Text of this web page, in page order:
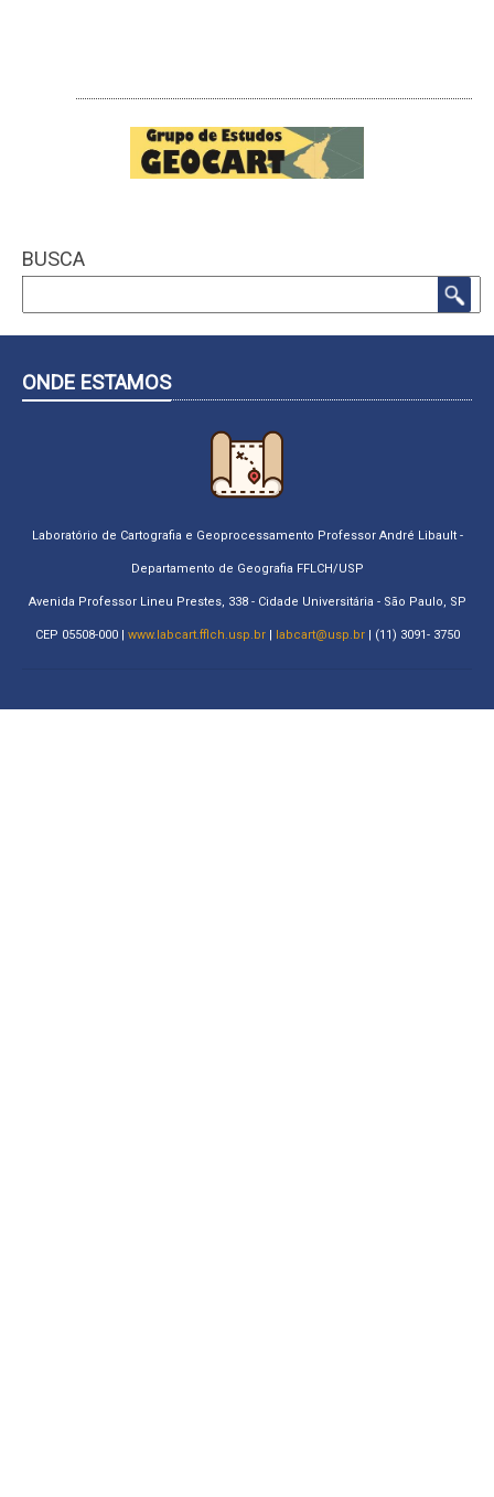
BUSCA
ONDE ESTAMOS
Laboratório de Cartografia e Geoprocessamento Professor André Libault -
Departamento de Geografia FFLCH/USP
Avenida Professor Lineu Prestes, 338 - Cidade Universitária - São Paulo, SP
CEP 05508-000 | www.labcart.fflch.usp.br| labcart@usp.br| (11) 3091- 3750